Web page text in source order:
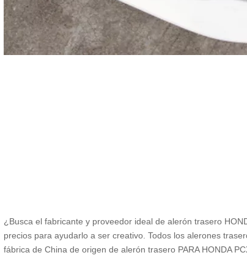
¿Busca el fabricante y proveedor ideal de alerón trasero
precios para ayudarlo a ser creativo. Todos los alerones
fábrica de China de origen de alerón trasero PARA HONDA